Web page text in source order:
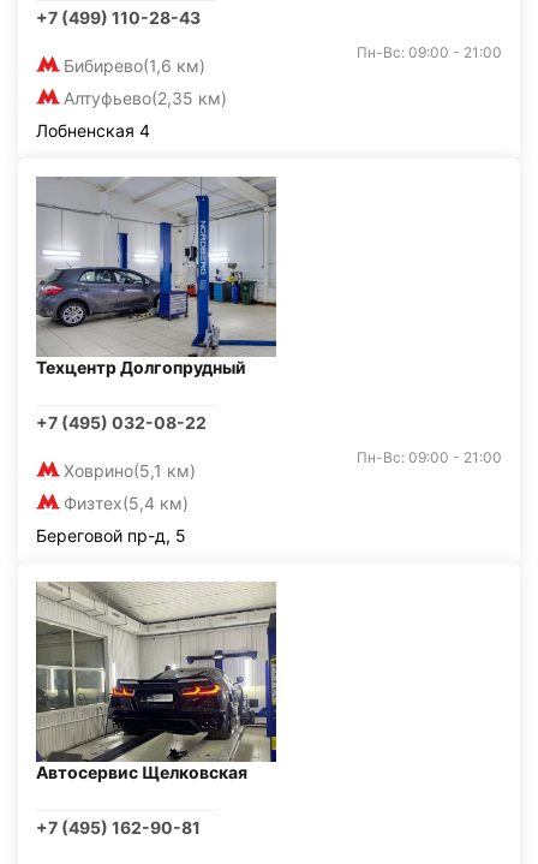
+7 (499) 110-28-43
Бибирево(1,6 км)
Алтуфьево(2,35 км)
Пн-Вс: 09:00 - 21:00
Лобненская 4
Техцентр Долгопрудный
+7 (495) 032-08-22
Ховрино(5,1 км)
Физтех(5,4 км)
Пн-Вс: 09:00 - 21:00
Береговой пр-д, 5
Автосервис Щелковская
+7 (495) 162-90-81